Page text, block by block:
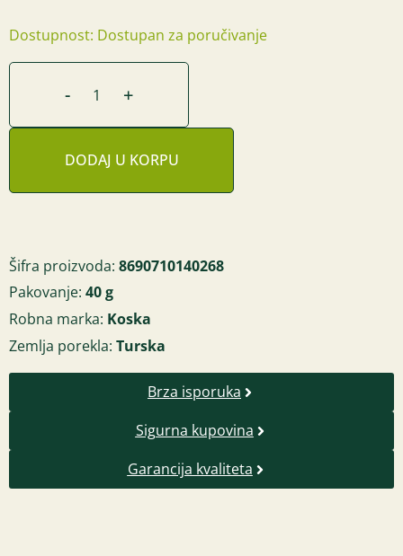
Dostupnost: Dostupan za poručivanje
- +
DODAJ U KORPU
Šifra proizvoda: 8690710140268
Pakovanje: 40 g
Robna marka: Koska
Zemlja porekla: Turska
Brza isporuka
Sigurna kupovina
Garancija kvaliteta